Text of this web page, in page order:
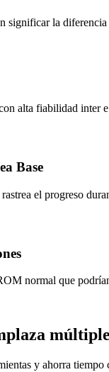
significar la
alta fiabilidad inter
Base
el progreso
normal que
y ahorra